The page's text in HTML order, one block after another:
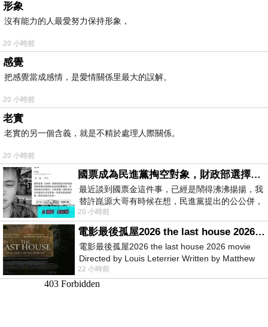
形象
沒有能力的人最愛努力保持形象，
20 小時前
感覺
把感覺當成感情，是愛情關係里最大的誤解。
20 小時前
老實
老實的另一個含義，就是不精於處理人際關係。
20 小時前
國票成為民進黨掏空對象，財政部選擇性失憶
最近談到國票金這件事，已經是鬧得沸沸揚揚，我
替許崑源大哥有時候在想，民進黨提出的公公併，
其實就是想要國庫通黨庫，鬧出最大的醜
20 小時前
電影最後孤屋2026 the last house 2026 movie
電影最後孤屋2026 the last house 2026 movie
Directed by Louis Leterrier Written by Matthew
Robinson Starring Greta Lee Wa
22 小時前